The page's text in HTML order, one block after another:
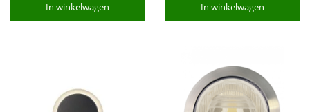
In winkelwagen
In winkelwagen In winkelwagen
In winkelwagen